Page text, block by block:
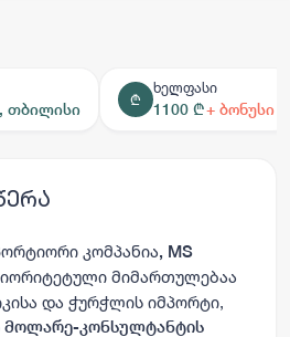
თბილისი
₾
ხელფასი
1100 ₾+ ბონუსი
კომპანია, MS
მიმართულებაა
და ჭურჭლის იმპორტი,
მოლარე-კონსულტანტის